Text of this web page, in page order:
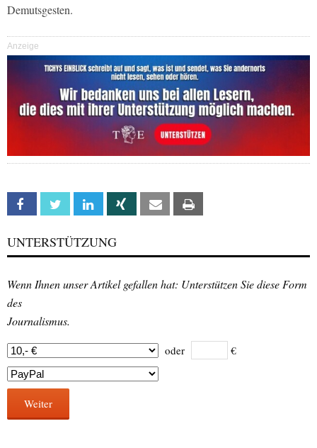
Demutsgesten.
Anzeige
Facebook Twitter Linkedin Xing Email
UNTERSTÜTZUNG
Wenn Ihnen unser Artikel gefallen hat: Unterstützen Sie diese Form
des
Journalismus.
oder €
Weiter